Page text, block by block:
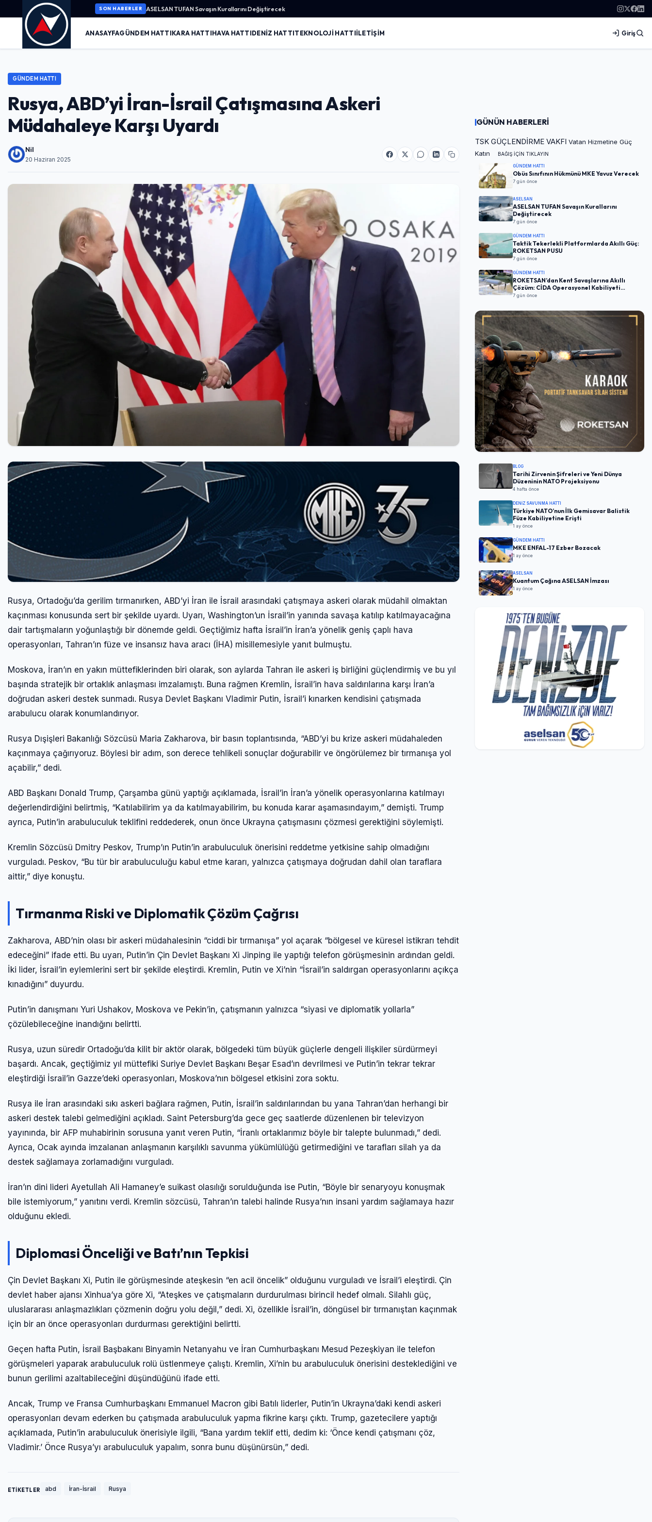
SON HABERLER ASELSAN TUFAN Savaşın Kurallarını Değiştirecek
ANASAYFAGÜNDEM HATTIKARA HATTIHAVA HATTIDENIZ HATTITEKNOLOJI HATTIİLETIŞIM Giriş
GÜNDEM HATTI
Rusya, ABD’yi İran-İsrail Çatışmasına Askeri
Müdahaleye Karşı Uyardı
Nil
20 Haziran 2025
Rusya, Ortadoğu’da gerilim tırmanırken, ABD’yi İran ile İsrail arasındaki çatışmaya askeri olarak müdahil olmaktan
kaçınması konusunda sert bir şekilde uyardı. Uyarı, Washington’un İsrail’in yanında savaşa katılıp katılmayacağına
dair tartışmaların yoğunlaştığı bir dönemde geldi. Geçtiğimiz hafta İsrail’in İran’a yönelik geniş çaplı hava
operasyonları, Tahran’ın füze ve insansız hava aracı (İHA) misillemesiyle yanıt bulmuştu.
Moskova, İran’ın en yakın müttefiklerinden biri olarak, son aylarda Tahran ile askeri iş birliğini güçlendirmiş ve bu yıl
başında stratejik bir ortaklık anlaşması imzalamıştı. Buna rağmen Kremlin, İsrail’in hava saldırılarına karşı İran’a
doğrudan askeri destek sunmadı. Rusya Devlet Başkanı Vladimir Putin, İsrail’i kınarken kendisini çatışmada
arabulucu olarak konumlandırıyor.
Rusya Dışişleri Bakanlığı Sözcüsü Maria Zakharova, bir basın toplantısında, “ABD’yi bu krize askeri müdahaleden
kaçınmaya çağırıyoruz. Böylesi bir adım, son derece tehlikeli sonuçlar doğurabilir ve öngörülemez bir tırmanışa yol
açabilir,” dedi.
ABD Başkanı Donald Trump, Çarşamba günü yaptığı açıklamada, İsrail’in İran’a yönelik operasyonlarına katılmayı
değerlendirdiğini belirtmiş, “Katılabilirim ya da katılmayabilirim, bu konuda karar aşamasındayım,” demişti. Trump
ayrıca, Putin’in arabuluculuk teklifini reddederek, onun önce Ukrayna çatışmasını çözmesi gerektiğini söylemişti.
Kremlin Sözcüsü Dmitry Peskov, Trump’ın Putin’in arabuluculuk önerisini reddetme yetkisine sahip olmadığını
vurguladı. Peskov, “Bu tür bir arabuluculuğu kabul etme kararı, yalnızca çatışmaya doğrudan dahil olan taraflara
aittir,” diye konuştu.
Tırmanma Riski ve Diplomatik Çözüm Çağrısı
Zakharova, ABD’nin olası bir askeri müdahalesinin “ciddi bir tırmanışa” yol açarak “bölgesel ve küresel istikrarı tehdit
edeceğini” ifade etti. Bu uyarı, Putin’in Çin Devlet Başkanı Xi Jinping ile yaptığı telefon görüşmesinin ardından geldi.
İki lider, İsrail’in eylemlerini sert bir şekilde eleştirdi. Kremlin, Putin ve Xi’nin “İsrail’in saldırgan operasyonlarını açıkça
kınadığını” duyurdu.
Putin’in danışmanı Yuri Ushakov, Moskova ve Pekin’in, çatışmanın yalnızca “siyasi ve diplomatik yollarla”
çözülebileceğine inandığını belirtti.
Rusya, uzun süredir Ortadoğu’da kilit bir aktör olarak, bölgedeki tüm büyük güçlerle dengeli ilişkiler sürdürmeyi
başardı. Ancak, geçtiğimiz yıl müttefiki Suriye Devlet Başkanı Beşar Esad’ın devrilmesi ve Putin’in tekrar tekrar
eleştirdiği İsrail’in Gazze’deki operasyonları, Moskova’nın bölgesel etkisini zora soktu.
Rusya ile İran arasındaki sıkı askeri bağlara rağmen, Putin, İsrail’in saldırılarından bu yana Tahran’dan herhangi bir
askeri destek talebi gelmediğini açıkladı. Saint Petersburg’da gece geç saatlerde düzenlenen bir televizyon
yayınında, bir AFP muhabirinin sorusuna yanıt veren Putin, “İranlı ortaklarımız böyle bir talepte bulunmadı,” dedi.
Ayrıca, Ocak ayında imzalanan anlaşmanın karşılıklı savunma yükümlülüğü getirmediğini ve tarafları silah ya da
destek sağlamaya zorlamadığını vurguladı.
İran’ın dini lideri Ayetullah Ali Hamaney’e suikast olasılığı sorulduğunda ise Putin, “Böyle bir senaryoyu konuşmak
bile istemiyorum,” yanıtını verdi. Kremlin sözcüsü, Tahran’ın talebi halinde Rusya’nın insani yardım sağlamaya hazır
olduğunu ekledi.
Diplomasi Önceliği ve Batı’nın Tepkisi
Çin Devlet Başkanı Xi, Putin ile görüşmesinde ateşkesin “en acil öncelik” olduğunu vurguladı ve İsrail’i eleştirdi. Çin
devlet haber ajansı Xinhua’ya göre Xi, “Ateşkes ve çatışmaların durdurulması birincil hedef olmalı. Silahlı güç,
uluslararası anlaşmazlıkları çözmenin doğru yolu değil,” dedi. Xi, özellikle İsrail’in, döngüsel bir tırmanıştan kaçınmak
için bir an önce operasyonları durdurması gerektiğini belirtti.
Geçen hafta Putin, İsrail Başbakanı Binyamin Netanyahu ve İran Cumhurbaşkanı Mesud Pezeşkiyan ile telefon
görüşmeleri yaparak arabuluculuk rolü üstlenmeye çalıştı. Kremlin, Xi’nin bu arabuluculuk önerisini desteklediğini ve
bunun gerilimi azaltabileceğini düşündüğünü ifade etti.
Ancak, Trump ve Fransa Cumhurbaşkanı Emmanuel Macron gibi Batılı liderler, Putin’in Ukrayna’daki kendi askeri
operasyonları devam ederken bu çatışmada arabuluculuk yapma fikrine karşı çıktı. Trump, gazetecilere yaptığı
açıklamada, Putin’in arabuluculuk önerisiyle ilgili, “Bana yardım teklif etti, dedim ki: ‘Önce kendi çatışmanı çöz,
Vladimir.’ Önce Rusya’yı arabuluculuk yapalım, sonra bunu düşünürsün,” dedi.
ETİKETLER abd İran-İsrail Rusya
GÜNÜN HABERLERİ
TSK GÜÇLENDİRME VAKFI Vatan Hizmetine Güç
Katın
BAĞIŞ İÇİN TIKLAYIN
GÜNDEM HATTI
Obüs Sınıfının Hükmünü MKE Yavuz Verecek
7 gün önce
ASELSAN
ASELSAN TUFAN Savaşın Kurallarını
Değiştirecek
7 gün önce
GÜNDEM HATTI
Taktik Tekerlekli Platformlarda Akıllı Güç:
ROKETSAN PUSU
7 gün önce
GÜNDEM HATTI
ROKETSAN’dan Kent Savaşlarına Akıllı
Çözüm: CİDA Operasyonel Kabiliyeti
Artırıyor
7 gün önce
BLOG
Tarihi Zirvenin Şifreleri ve Yeni Dünya
Düzeninin NATO Projeksiyonu
4 hafta önce
DENIZ SAVUNMA HATTI
Türkiye NATO’nun İlk Gemisavar Balistik
Füze Kabiliyetine Erişti
1 ay önce
GÜNDEM HATTI
MKE ENFAL-17 Ezber Bozacak
1 ay önce
ASELSAN
Kuantum Çağına ASELSAN İmzası
1 ay önce
Kullanıcı Adı veya E-posta
Beni Hatırla Şifremi Unuttum